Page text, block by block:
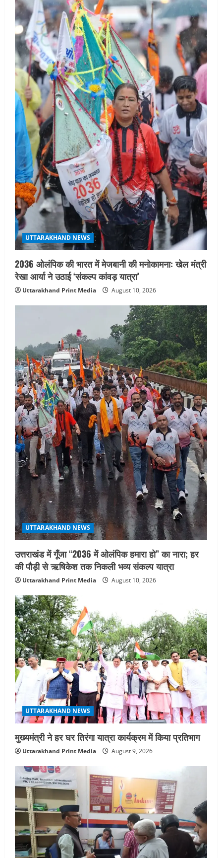
4
आपूर्ति पर पड़ सकता है असर
August 8, 2026
5
UTTARAKHAND NEWS
धामी कैबिनेट ने लिए कई महत्वपूर्ण निर्णय, अब
सामान्य वर्ग के पशुपालकों को भी गाय एवं भैंस
खरीद पर मिलेगा अनुदान, मजदूरी संहिता
नियमावली-2026 को मिली मंजूरी
August 7, 2026
UTTARAKHAND NEWS
2036 ओलंपिक की भारत में मेजबानी की मनोकामना: खेल मंत्री
रेखा आर्या ने उठाई ‘संकल्प कांवड़ यात्रा’
Uttarakhand Print Media August 10, 2026
UTTARAKHAND NEWS
उत्तराखंड में गूँजा “2036 में ओलंपिक हमारा हो” का नारा; हर
की पौड़ी से ऋषिकेश तक निकली भव्य संकल्प यात्रा
Uttarakhand Print Media August 10, 2026
UTTARAKHAND NEWS
मुख्यमंत्री ने हर घर तिरंगा यात्रा कार्यक्रम में किया प्रतिभाग
Uttarakhand Print Media August 9, 2026